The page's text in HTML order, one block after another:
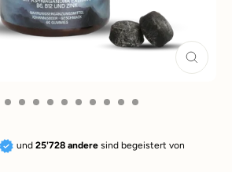
und 25'728 andere sind begeistert von